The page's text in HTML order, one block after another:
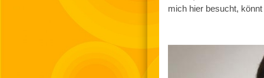
mich hier besucht,